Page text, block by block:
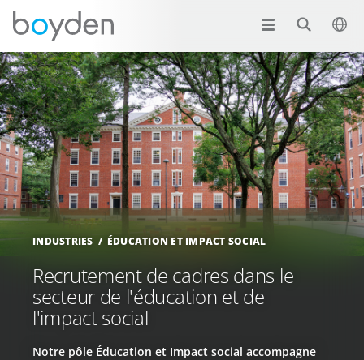
INDUSTRIES ÉDUCATION ET IMPACT SOCIAL
Recrutement de cadres dans le
secteur de l'éducation et de
l'impact social
Notre pôle Éducation et Impact social accompagne